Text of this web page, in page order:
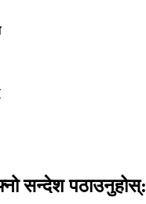
सन्देश पठाउनुहोस्: